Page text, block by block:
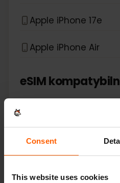
Consent
This website uses cookies
Apple iPhone 17e
Apple iPhone Air
eSIM
Apple iPad (7th